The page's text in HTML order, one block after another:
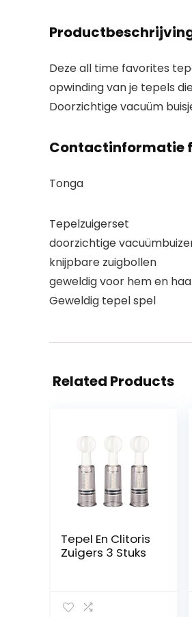
Deze all time favorites
opwinding van je tepels
Doorzichtige vacuüm
Contactinformatie
Tonga
Tepelzuigerset
doorzichtige
knijpbare zuigbollen
geweldig voor hem en
Geweldig tepel spel
Related Products
Tepel En Clitoris
Zuigers 3 Stuks